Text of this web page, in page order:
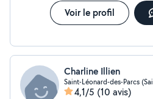
Voir le profil
Charline Illien
Saint-Léonard-des-Parcs
4,1/5 (10 avis)